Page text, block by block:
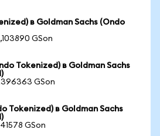
в Goldman Sachs (Ondo
GSon
Tokenized) в Goldman Sachs
GSon
Tokenized) в Goldman Sachs
GSon